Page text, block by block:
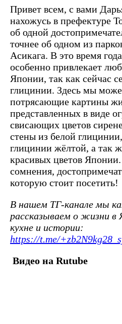
Привет всем, с вами
нахожусь в префектуре
об одной
точнее об одном из
Асикага. В это время
особенно привлекает
Японии, так как сейчас
глицинии. Здесь мы
потрясающие картины
представленных в виде
свисающих цветов
стены из белой
глицинии жёлтой, а так
красивых цветов
сомнения,
которую стоит посетить!
В нашем ТГ-канале мы
рассказываем о жизни в
кухне и истории:
https://t.me/
Видео на Rutube